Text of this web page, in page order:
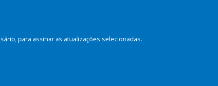
para assinar as atualizações selecionadas.